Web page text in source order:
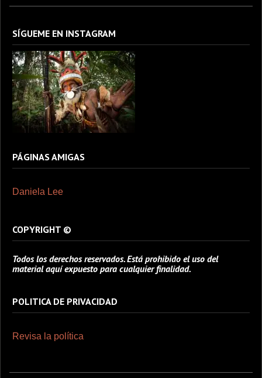
SÍGUEME EN INSTAGRAM
PÁGINAS AMIGAS
Daniela Lee
COPYRIGHT ©
Todos los derechos reservados. Está prohibido el uso del
material aquí expuesto para cualquier finalidad.
POLITICA DE PRIVACIDAD
Revisa la política